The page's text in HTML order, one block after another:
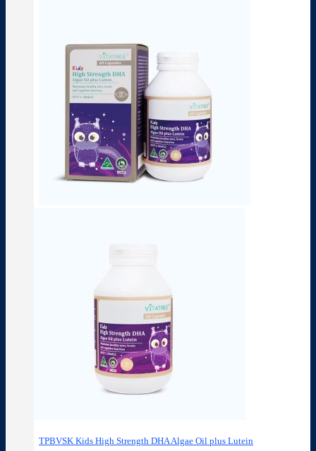
TPBVSK Kids High Strength DHA Algae Oil plus Lutein